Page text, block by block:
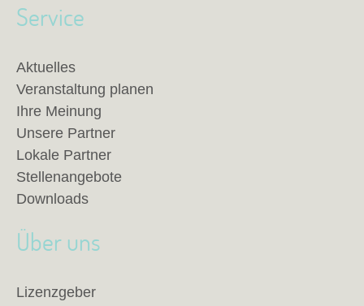
Service
Aktuelles
Veranstaltung planen
Ihre Meinung
Unsere Partner
Lokale Partner
Stellenangebote
Downloads
Über uns
Lizenzgeber